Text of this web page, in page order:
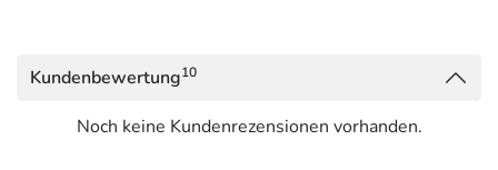
Kundenbewertung10
Noch keine Kundenrezensionen vorhanden.